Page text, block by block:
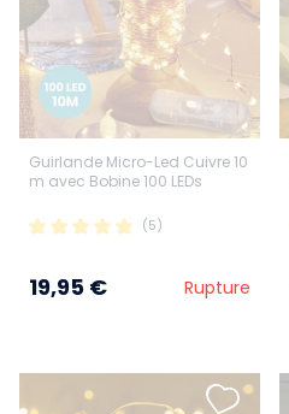
Guirlande Micro-Led Cuivre 10
m avec Bobine 100 LEDs
(5)
19,95 € Rupture